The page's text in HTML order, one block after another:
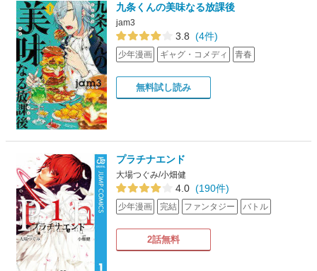
九条くんの美味なる放課後
jam3
3.8 (4件)
少年漫画 ギャグ・コメディ 青春
無料試し読み
プラチナエンド
大場つぐみ/小畑健
4.0 (190件)
少年漫画 完結 ファンタジー バトル
2話無料